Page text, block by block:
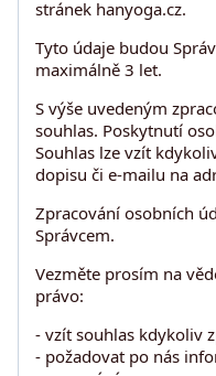
stránek hanyoga.cz.
Tyto údaje budou
maximálně 3 let.
S výše uvedeným
souhlas. Poskytnutí
Souhlas lze vzít
dopisu či e-mailu na
Zpracování osobních
Správcem.
Vezměte prosím na
právo:
- vzít souhlas kdykoliv
- požadovat po nás